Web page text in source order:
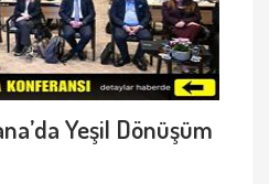
Yeşil Dönüşüm